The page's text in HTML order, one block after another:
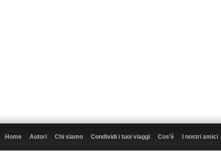
Home Autori Chi siamo Condividi i tuoi viaggi Cos’è I nostri amici